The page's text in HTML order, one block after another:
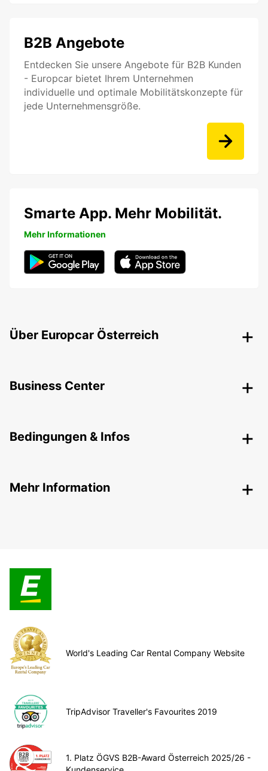
B2B Angebote
Entdecken Sie unsere Angebote für B2B Kunden
- Europcar bietet Ihrem Unternehmen
individuelle und optimale Mobilitätskonzepte für
jede Unternehmensgröße.
Smarte App. Mehr Mobilität.
Mehr Informationen
Über Europcar Österreich
Business Center
Bedingungen & Infos
Mehr Information
World's Leading Car Rental Company Website
TripAdvisor Traveller's Favourites 2019
1. Platz ÖGVS B2B-Award Österreich 2025/26 -